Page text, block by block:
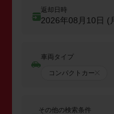
返却日時
2026年08月10日 (
車両タイプ
コンパクトカー
その他の検索条件